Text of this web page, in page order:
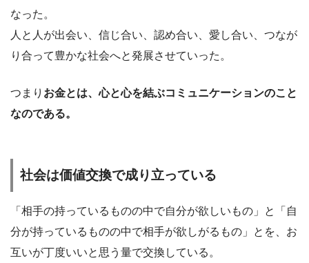
なった。
人と人が出会い、信じ合い、認め合い、愛し合い、つなが
り合って豊かな社会へと発展させていった。
つまり お金とは、心と心を結ぶコミュニケーションのこと
なのである。
社会は価値交換で成り立っている
「相手の持っているものの中で自分が欲しいもの」と「自
分が持っているものの中で相手が欲しがるもの」とを、お
互いが丁度いいと思う量で交換している。